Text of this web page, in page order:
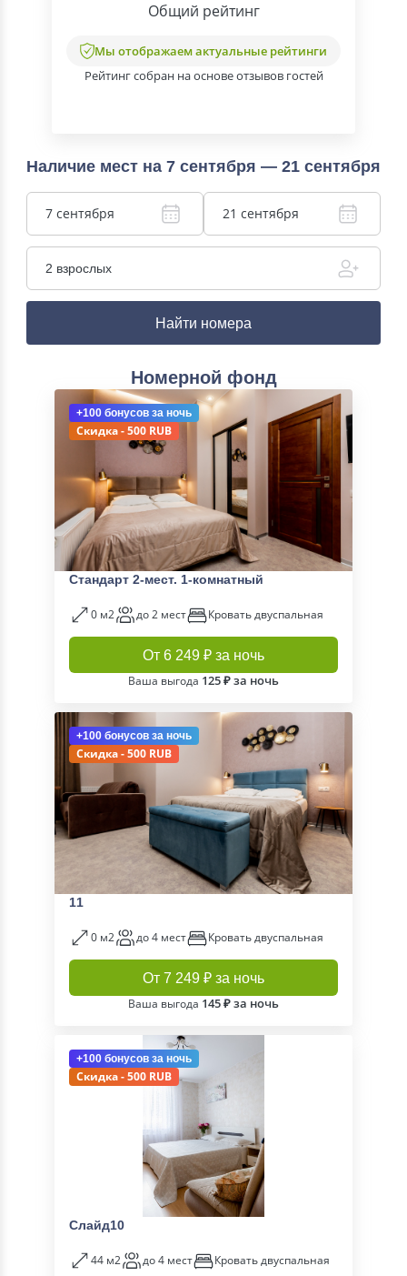
Общий рейтинг
Мы отображаем актуальные рейтинги
Рейтинг собран на основе отзывов гостей
Наличие мест на 7 сентября — 21 сентября
7 сентября 21 сентября
2 взрослых
Найти номера
Номерной фонд
+100 бонусов за ночь
Скидка - 500 RUB
Стандарт 2-мест. 1-комнатный
0 м2 до 2 мест Кровать двуспальная
От 6 249 ₽ за ночь
Ваша выгода 125 ₽ за ночь
+100 бонусов за ночь
Скидка - 500 RUB
11
0 м2 до 4 мест Кровать двуспальная
От 7 249 ₽ за ночь
Ваша выгода 145 ₽ за ночь
+100 бонусов за ночь
Скидка - 500 RUB
Слайд10
44 м2 до 4 мест Кровать двуспальная